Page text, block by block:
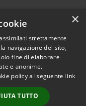
© 2026 • Comune di
•
Accesso
×
strettamente
navigazione del sito,
fine di elaborare
e anonime.
policy al seguente link
TUTTO